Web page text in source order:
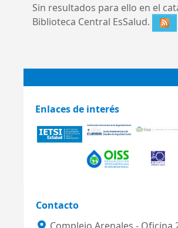
Sin resultados para ello en el
Biblioteca Central EsSalud.
Enlaces de interés
Contacto